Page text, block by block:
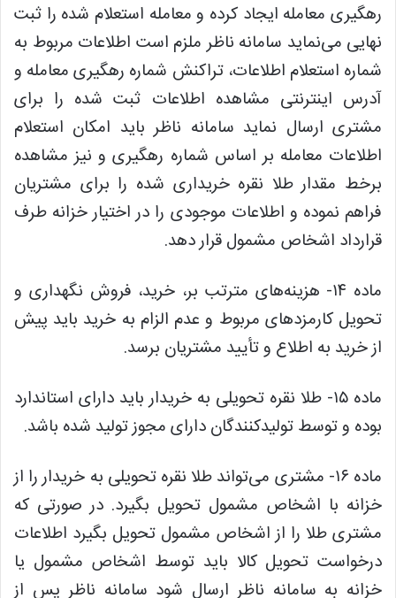
رهگیری معامله ایجاد کرده و معامله استعلام شده را ثبت
نهایی می‌نماید سامانه ناظر ملزم است اطلاعات مربوط به
شماره استعلام اطلاعات، تراکنش شماره رهگیری معامله و
آدرس اینترنتی مشاهده اطلاعات ثبت شده را برای
مشتری ارسال نماید سامانه ناظر باید امکان استعلام
اطلاعات معامله بر اساس شماره رهگیری و نیز مشاهده
برخط مقدار طلا نقره خریداری شده را برای مشتریان
فراهم نموده و اطلاعات موجودی را در اختیار خزانه طرف
قرارداد اشخاص مشمول قرار دهد.
ماده ۱۴- هزینه‌های مترتب بر، خرید، فروش نگهداری و
تحویل کارمزدهای مربوط و عدم الزام به خرید باید پیش
از خرید به اطلاع و تأیید مشتریان برسد.
ماده ۱۵- طلا نقره تحویلی به خریدار باید دارای استاندارد
بوده و توسط تولیدکنندگان دارای مجوز تولید شده باشد.
ماده ۱۶- مشتری می‌تواند طلا نقره تحویلی به خریدار را از
خزانه با اشخاص مشمول تحویل بگیرد. در صورتی که
مشتری طلا را از اشخاص مشمول تحویل بگیرد اطلاعات
درخواست تحویل کالا باید توسط اشخاص مشمول یا
خزانه به سامانه ناظر ارسال شود سامانه ناظر پس از